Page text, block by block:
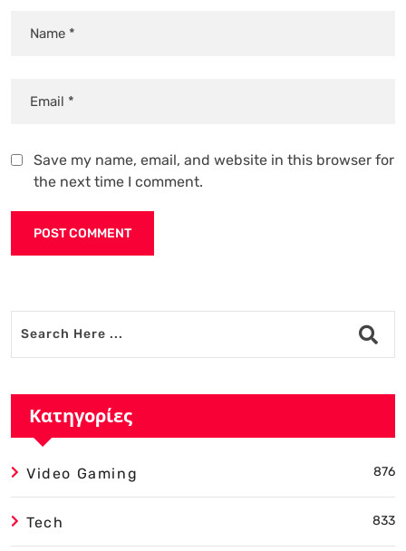
Save my name, email, and website in this browser for
the next time I comment.
Κατηγορίες
Video Gaming 876
Tech 833